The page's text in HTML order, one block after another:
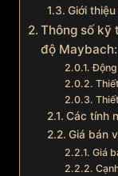
Giới
Thông số kỹ
độ Maybach:
Động
Các tính
Giá bán
Giá